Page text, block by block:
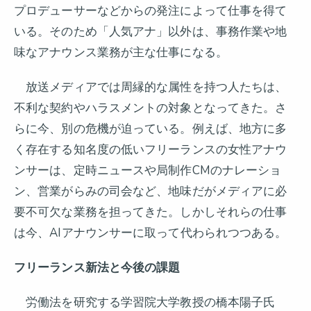
プロデューサーなどからの発注によって仕事を得て
いる。そのため「人気アナ」以外は、事務作業や地
味なアナウンス業務が主な仕事になる。
放送メディアでは周縁的な属性を持つ人たちは、
不利な契約やハラスメントの対象となってきた。さ
らに今、別の危機が迫っている。例えば、地方に多
く存在する知名度の低いフリーランスの女性アナウ
ンサーは、定時ニュースや局制作CMのナレーショ
ン、営業がらみの司会など、地味だがメディアに必
要不可欠な業務を担ってきた。しかしそれらの仕事
は今、AIアナウンサーに取って代わられつつある。
フリーランス新法と今後の課題
労働法を研究する学習院大学教授の橋本陽子氏